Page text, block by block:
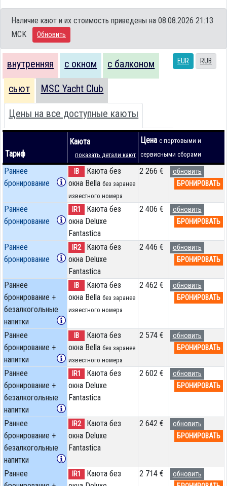
Наличие кают и их стоимость приведены на 08.08.2026 21:13
MCK
Обновить
EUR RUB
внутренняя с окном с балконом
сьют MSC Yacht Club
Цены на все доступные каюты
Тариф
Каюта
показать детали кают
Цена с портовыми и
сервисными сборами
Раннее
бронирование
IB
Каюта без
окна Bella без заранее
известного номера
2 266 €
обновить
БРОНИРОВАТЬ
Раннее
бронирование
IR1
Каюта без
окна Deluxe
Fantastica
2 406 €
обновить
БРОНИРОВАТЬ
Раннее
бронирование
IR2
Каюта без
окна Deluxe
Fantastica
2 446 €
обновить
БРОНИРОВАТЬ
Раннее
бронирование +
безалкогольные
напитки
IB
Каюта без
окна Bella без заранее
известного номера
2 462 €
обновить
БРОНИРОВАТЬ
Раннее
бронирование +
напитки
IB
Каюта без
окна Bella без заранее
известного номера
2 574 €
обновить
БРОНИРОВАТЬ
Раннее
бронирование +
безалкогольные
напитки
IR1
Каюта без
окна Deluxe
Fantastica
2 602 €
обновить
БРОНИРОВАТЬ
Раннее
бронирование +
безалкогольные
напитки
IR2
Каюта без
окна Deluxe
Fantastica
2 642 €
обновить
БРОНИРОВАТЬ
Раннее
IR1
Каюта без
2 714 €
обновить